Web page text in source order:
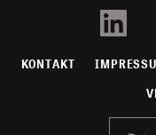
KONTAKT